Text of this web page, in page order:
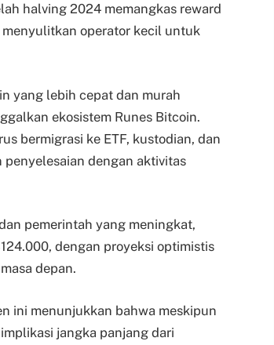
halving 2024 memangkas reward
menyulitkan operator kecil untuk
yang lebih cepat dan murah
ekosistem Runes Bitcoin.
bermigrasi ke ETF, kustodian, dan
penyelesaian dengan aktivitas
pemerintah yang meningkat,
dengan proyeksi optimistis
depan.
ini menunjukkan bahwa meskipun
jangka panjang dari